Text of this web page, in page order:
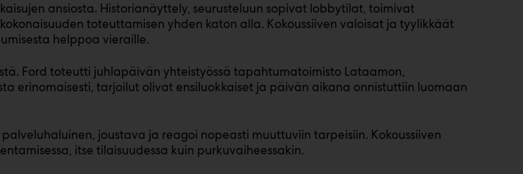
ansiosta. Historianäyttely, seurusteluun sopivat lobbytilat, toimivat
toteuttamisen yhden katon alla. Kokoussiiven valoisat ja tyylikkäät
helppoa vieraille.
Ford toteutti juhlapäivän yhteistyössä tapahtumatoimisto Lataamon,
erinomaisesti, tarjoilut olivat ensiluokkaiset ja päivän aikana onnistuttiin luomaan
joustava ja reagoi nopeasti muuttuviin tarpeisiin. Kokoussiiven
itse tilaisuudessa kuin purkuvaiheessakin.